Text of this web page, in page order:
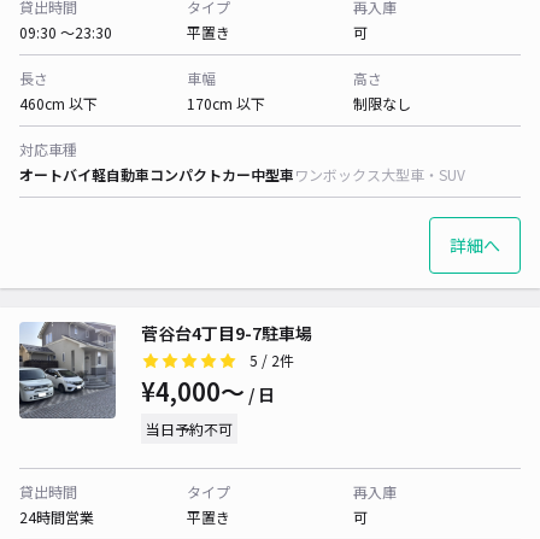
貸出時間
09:30 〜23:30
タイプ
平置き
再入庫
可
長さ
460cm 以下
車幅
170cm 以下
高さ
制限なし
対応車種
オートバイ軽自動車コンパクトカー中型車ワンボックス大型車・SUV
詳細へ
菅谷台4丁目9-7駐車場
5 / 2件
¥4,000〜 / 日
当日予約不可
貸出時間
24時間営業
タイプ
平置き
再入庫
可